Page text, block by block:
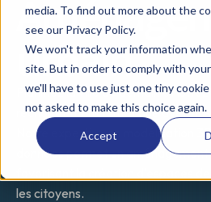
media. To find out more about the
see our Privacy Policy.
We won't track your information
site. But in order to comply with
we'll have to use just one tiny
not asked to make this choice again.
Accept
urbain
Planifiez la ville de demain et
réchauffement climatique avec
Notre expertise en modélisation
données permet un aménagement
favorisant la création d'espaces
les citoyens.